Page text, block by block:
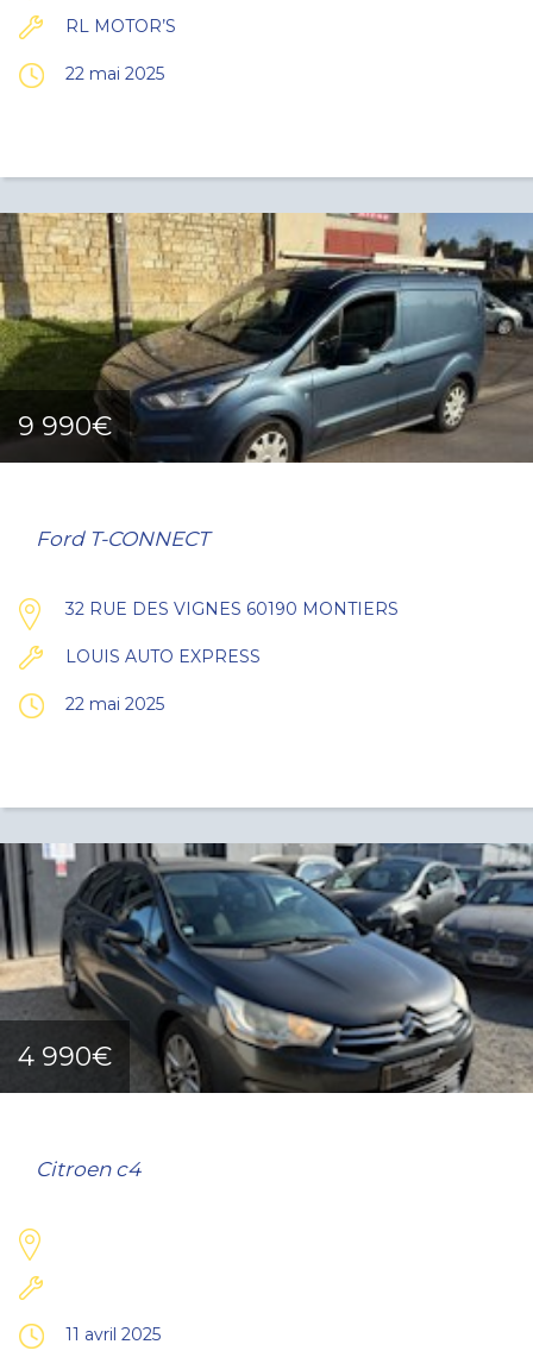
RL MOTOR’S
22 mai 2025
9 990€
Ford T-CONNECT
32 RUE DES VIGNES 60190 MONTIERS
LOUIS AUTO EXPRESS
22 mai 2025
4 990€
Citroen c4
11 avril 2025